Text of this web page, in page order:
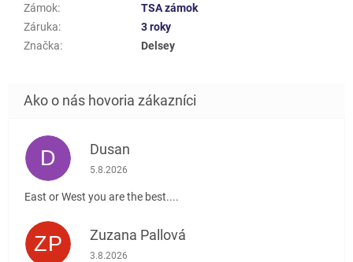
Zámok:
TSA zámok
Záruka:
3 roky
Značka: Delsey
D Dusan
Hodnotenie obchodu je 5 z 5 hviezdičiek.
5.8.2026
East or West you are the best....
ZP Zuzana Pallová
Hodnotenie obchodu je 5 z 5 hviezdičiek.
3.8.2026